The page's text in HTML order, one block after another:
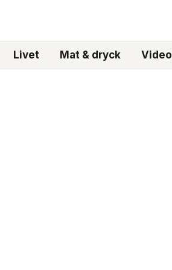
Livet Mat & dryck Video